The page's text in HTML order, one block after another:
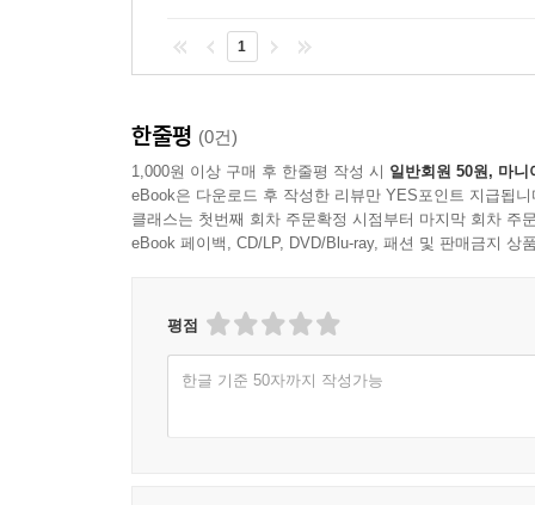
1
한줄평 (0건)
1,000원 이상 구매 후 한줄평 작성 시 일반회원 50원, 마니
eBook은 다운로드 후 작성한 리뷰만 YES포인트 지급됩니
클래스는 첫번째 회차 주문확정 시점부터 마지막 회차 주
eBook 페이백, CD/LP, DVD/Blu-ray, 패션 및 판매금지 상
평점
한글 기준 50자까지 작성가능